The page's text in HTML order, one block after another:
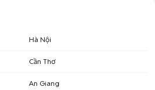
Hà Nội
Cần Thơ
An Giang